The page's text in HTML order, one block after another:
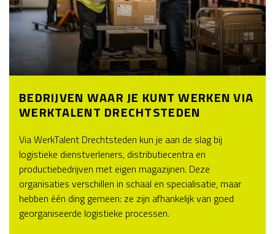
BEDRIJVEN WAAR JE KUNT WERKEN VIA
WERKTALENT DRECHTSTEDEN
Via WerkTalent Drechtsteden kun je aan de slag bij
logistieke dienstverleners, distributiecentra en
productiebedrijven met eigen magazijnen. Deze
organisaties verschillen in schaal en specialisatie, maar
hebben één ding gemeen: ze zijn afhankelijk van goed
georganiseerde logistieke processen.